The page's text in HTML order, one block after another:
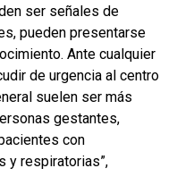
ser señales de
pueden presentarse
Ante cualquier
de urgencia al centro
suelen ser más
gestantes,
con
y respiratorias”,